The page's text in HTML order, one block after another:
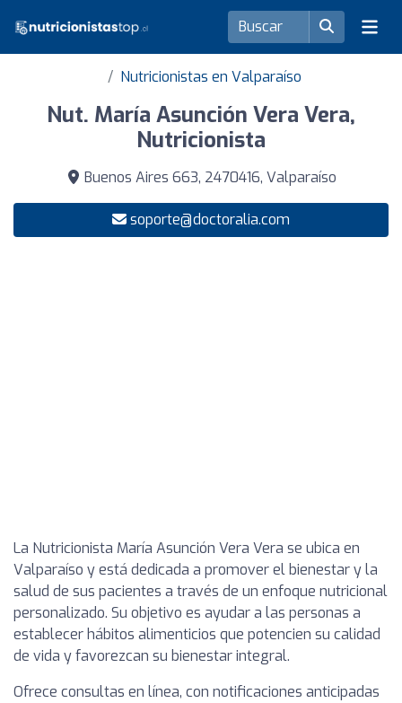
Nutricionistas en Valparaíso
Nut. María Asunción Vera Vera,
Nutricionista
Buenos Aires 663, 2470416, Valparaíso
soporte@doctoralia.com
La Nutricionista María Asunción Vera Vera se ubica en
Valparaíso y está dedicada a promover el bienestar y la
salud de sus pacientes a través de un enfoque nutricional
personalizado. Su objetivo es ayudar a las personas a
establecer hábitos alimenticios que potencien su calidad
de vida y favorezcan su bienestar integral.
Ofrece consultas en línea, con notificaciones anticipadas